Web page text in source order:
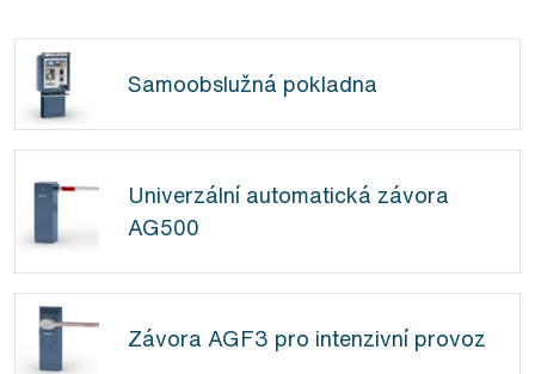
Samoobslužná pokladna
Univerzální automatická závora
AG500
Závora AGF3 pro intenzivní provoz